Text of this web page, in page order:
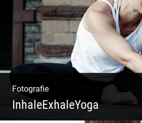
Fotografie
InhaleExhaleYoga